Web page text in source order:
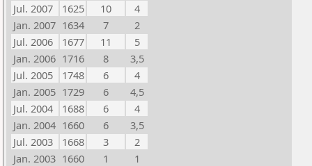
Jul. 2007
1625 10
4
Jan. 2007 1634 7
2
Jul. 2006
1677 11
5
Jan. 2006 1716 8
3,5
Jul. 2005
1748 6
4
Jan. 2005 1729 6
4,5
Jul. 2004
1688 6
4
Jan. 2004 1660 6
3,5
Jul. 2003
1668 3
2
Jan. 2003 1660 1
1